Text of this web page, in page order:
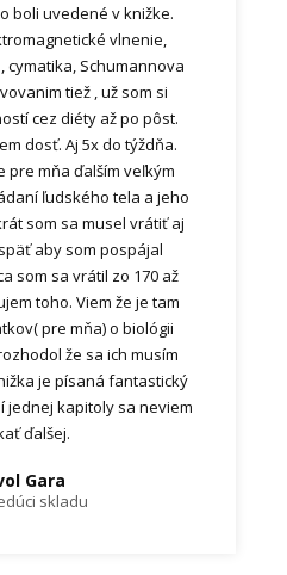
boli uvedené v knižke.
vlnenie,
cymatika, Schumannova
tiež , už som si
cez diéty až po pôst.
dosť. Aj 5x do týždňa.
pre mňa ďalším veľkým
ľudského tela a jeho
som sa musel vrátiť aj
aby som pospájal
som sa vrátil zo 170 až
toho. Viem že je tam
pre mňa) o biológii
že sa ich musím
je písaná fantastický
jednej kapitoly sa neviem
ďalšej.
Gara
skladu